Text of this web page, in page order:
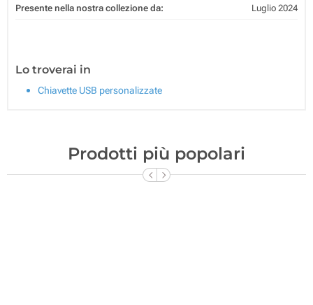
Presente nella nostra collezione da: Luglio 2024
Lo troverai in
Chiavette USB personalizzate
Prodotti più popolari